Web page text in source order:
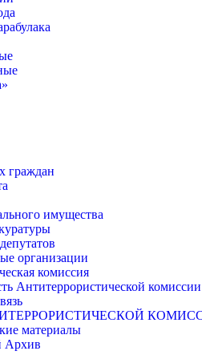
граждан
имущества
организации
комиссия
Антитеррористической комиссии
материалы
Архив